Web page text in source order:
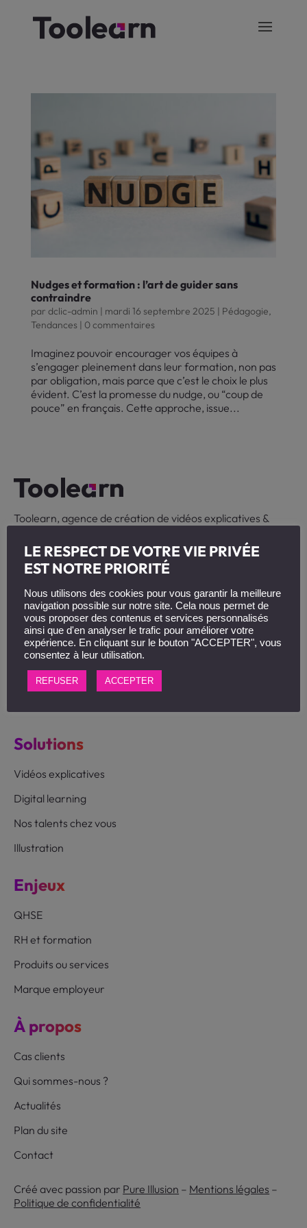
Nudges et formation : l’art de guider sans
contraindre
par dclic-admin mardi 16 septembre 2025 Pédagogie,
Tendances
0 commentaires
Imaginez pouvoir encourager vos équipes à
s’engager pleinement dans leur formation, non pas
par obligation, mais parce que c’est le choix le plus
évident. C’est la promesse du nudge, ou “coup de
pouce” en français. Cette approche, issue...
Toolearn, agence de création de vidéos explicatives &
+ 33 (0)6 47 66 41 02
33 Quai Arloing
69009 Lyon
Suivez-nous :
Solutions
Vidéos explicatives
Digital learning
Nos talents chez vous
Illustration
Enjeux
QHSE
RH et formation
Produits ou services
Marque employeur
À propos
Cas clients
Qui sommes-nous ?
Actualités
Plan du site
Contact
Créé avec passion par Pure Illusion – Mentions légales –
Politique de confidentialité
LE RESPECT DE VOTRE VIE PRIVÉE
EST NOTRE PRIORITÉ
Nous utilisons des cookies pour vous garantir la meilleure
navigation possible sur notre site. Cela nous permet de
vous proposer des contenus et services personnalisés
ainsi que d'en analyser le trafic pour améliorer votre
expérience. En cliquant sur le bouton "ACCEPTER", vous
consentez à leur utilisation.
REFUSER ACCEPTER